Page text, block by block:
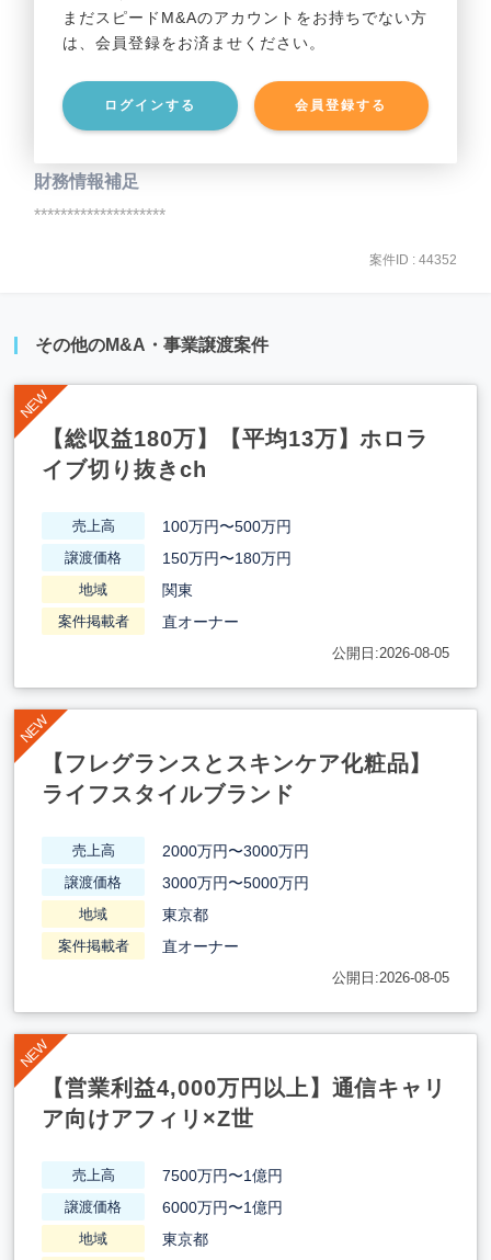
まだスピードM&Aのアカウントをお持ちでない方
は、会員登録をお済ませください。
ログインする 会員登録する
事業資産 ********************
事業負債 ********************
財務情報補足
********************
案件ID : 44352
その他のM&A・事業譲渡案件
【総収益180万】【平均13万】ホロラ
イブ切り抜きch
売上高 100万円〜500万円
譲渡価格 150万円〜180万円
地域 関東
案件掲載者 直オーナー
公開日:2026-08-05
【フレグランスとスキンケア化粧品】
ライフスタイルブランド
売上高 2000万円〜3000万円
譲渡価格 3000万円〜5000万円
地域 東京都
案件掲載者 直オーナー
公開日:2026-08-05
【営業利益4,000万円以上】通信キャリ
ア向けアフィリ×Z世
売上高 7500万円〜1億円
譲渡価格 6000万円〜1億円
地域 東京都